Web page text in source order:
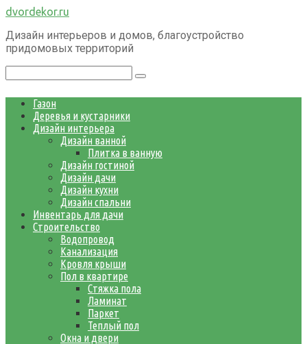
Перейти
контенту
dvordekor.ru
Дизайн интерьеров и домов, благоустройство
придомовых территорий
Газон
Деревья и кустарники
Дизайн интерьера
Дизайн ванной
Плитка в ванную
Дизайн гостиной
Дизайн дачи
Дизайн кухни
Дизайн спальни
Инвентарь для дачи
Строительство
Водопровод
Канализация
Кровля крыши
Пол в квартире
Стяжка пола
Ламинат
Паркет
Теплый пол
Окна и двери